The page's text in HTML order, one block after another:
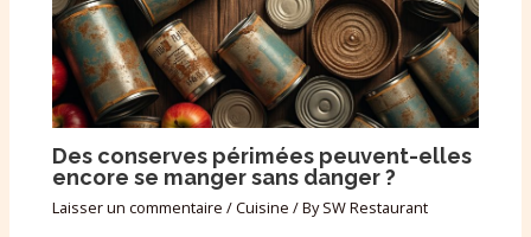
Des conserves périmées peuvent-elles
encore se manger sans danger ?
Laisser un commentaire /Cuisine / BySW Restaurant